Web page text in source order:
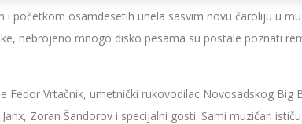
i početkom osamdesetih unela sasvim novu čaroliju u
nebrojeno mnogo disko pesama su postale poznati
Fedor Vrtačnik, umetnički rukovodilac Novosadskog Big
Zoran Šandorov i specijalni gosti. Sami muzičari